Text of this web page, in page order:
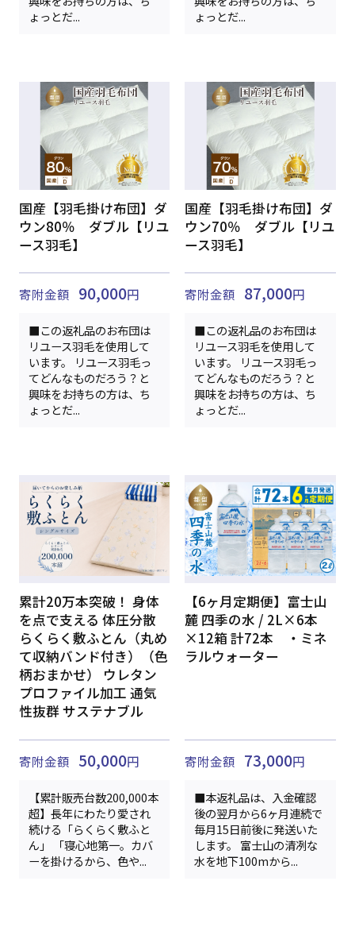
ょっとだ...
ょっとだ...
国産【羽毛掛け布団】ダ
ウン80％ ダブル【リユ
ース羽毛】
寄附金額 90,000円
■この返礼品のお布団は
リユース羽毛を使用して
います。 リユース羽毛っ
てどんなものだろう？と
興味をお持ちの方は、ち
ょっとだ...
国産【羽毛掛け布団】ダ
ウン70％ ダブル【リユ
ース羽毛】
寄附金額 87,000円
■この返礼品のお布団は
リユース羽毛を使用して
います。 リユース羽毛っ
てどんなものだろう？と
興味をお持ちの方は、ち
ょっとだ...
累計20万本突破！ 身体
を点で支える 体圧分散
らくらく敷ふとん（丸め
て収納バンド付き）（色
柄おまかせ） ウレタン
プロファイル加工 通気
性抜群 サステナブル
寄附金額 50,000円
【累計販売台数200,000本
超】長年にわたり愛され
続ける「らくらく敷ふと
ん」 「寝心地第一。カバ
ーを掛けるから、色や...
【6ヶ月定期便】富士山
麓 四季の水 / 2L×6本
×12箱 計72本 ・ミネ
ラルウォーター
寄附金額 73,000円
■本返礼品は、入金確認
後の翌月から6ヶ月連続で
毎月15日前後に発送いた
します。 富士山の清冽な
水を地下100mから...